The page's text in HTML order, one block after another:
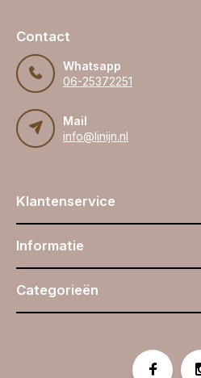
Contact
Whatsapp
06-25372251
Mail
info@linijn.nl
Klantenservice
Informatie
Categorieën